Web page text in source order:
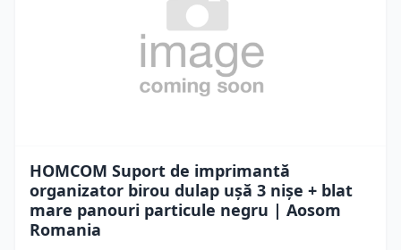
HOMCOM Suport de imprimantă
organizator birou dulap ușă 3 nișe + blat
mare panouri particule negru | Aosom
Romania